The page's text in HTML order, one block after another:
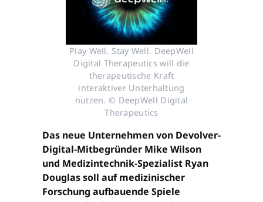
Play Well. Stay Well. DeepWell
Digital Therapeutics will die
therapeutische Kraft
interaktiver Unterhaltung
nutzen. © DeepWell Digital
Therapeutics
Das neue Unternehmen von Devolver-
Digital-Mitbegründer Mike Wilson
und Medizintechnik-Spezialist Ryan
Douglas soll auf medizinischer
Forschung aufbauende Spiele